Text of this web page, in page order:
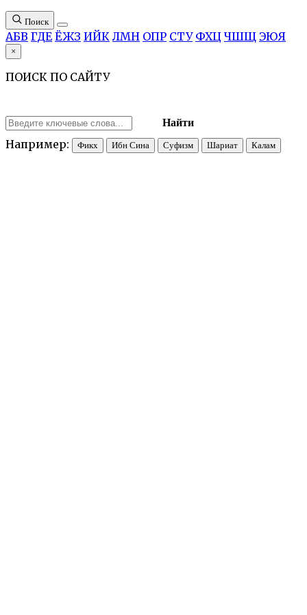
Поиск
АБВ ГДЕ ЁЖЗ ИЙК ЛМН ОПР СТУ ФХЦ ЧШЩ ЭЮЯ
×
ПОИСК ПО САЙТУ
Найти
Например: Фикх Ибн Сина Суфизм Шариат Калам